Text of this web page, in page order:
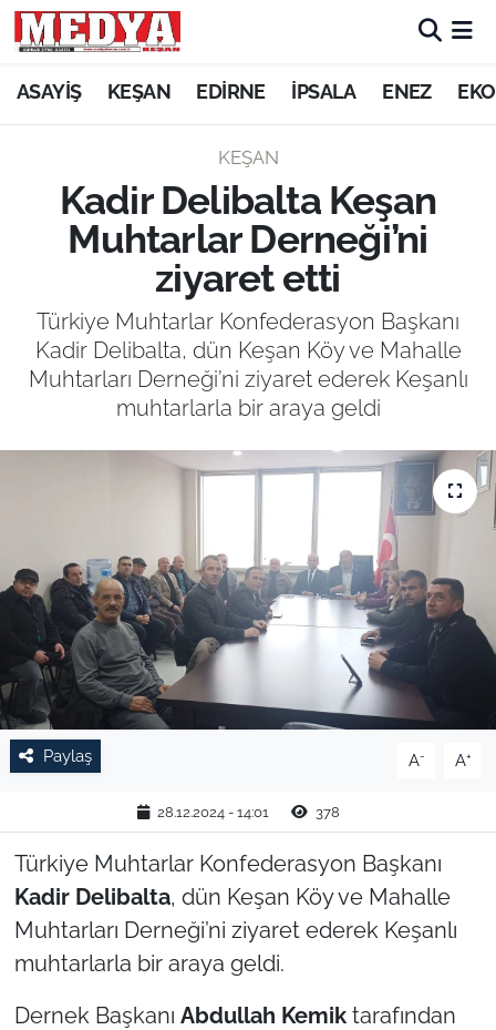
ASAYİŞ KEŞAN EDİRNE İPSALA ENEZ
KEŞAN
Kadir Delibalta Keşan
Muhtarlar Derneği’ni
ziyaret etti
Türkiye Muhtarlar Konfederasyon Başkanı
Kadir Delibalta, dün Keşan Köy ve Mahalle
Muhtarları Derneği’ni ziyaret ederek Keşanlı
muhtarlarla bir araya geldi
Paylaş A- A+
28.12.2024 - 14:01 378
Türkiye Muhtarlar Konfederasyon Başkanı
Kadir Delibalta, dün Keşan Köy ve Mahalle
Muhtarları Derneği’ni ziyaret ederek Keşanlı
muhtarlarla bir araya geldi.
Dernek Başkanı Abdullah Kemiktarafından
KEŞAN
ASAYİŞ
SİYASET
GÜNDEM
EKONOMİ
KÜLTÜR SANAT
RESMİ İLAN
SPOR
YAŞAM
TEKİRDAĞ
KIRKLARELİ